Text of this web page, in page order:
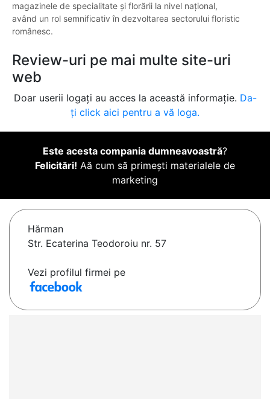
magazinele de specialitate și florării la nivel național,
având un rol semnificativ în dezvoltarea sectorului floristic
românesc.
Review-uri pe mai multe site-uri
web
Doar userii logați au acces la această informație. Da-
ți click aici pentru a vă loga.
Este acesta compania dumneavoastră?
Felicitări! Aă cum să primești materialele de
marketing
Hărman
Str. Ecaterina Teodoroiu nr. 57
Vezi profilul firmei pe